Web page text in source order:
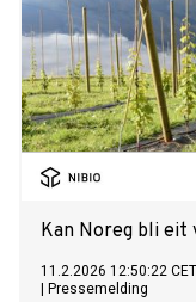
Kan Noreg bli eit
11.2.2026 12:50:22 CET
Pressemelding